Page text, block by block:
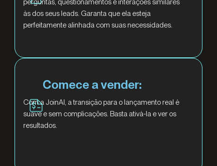
às dos seus leads. Garanta que ela esteja
perfeitamente alinhada com suas necessidades.
Comece a vender:
Com a JoinAI, a transição para o lançamento real é
suave e sem complicações. Basta ativá-la e ver os
resultados.